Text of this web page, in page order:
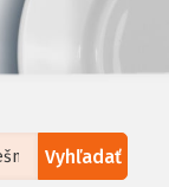
Vyhľadať
OpenStreetMap